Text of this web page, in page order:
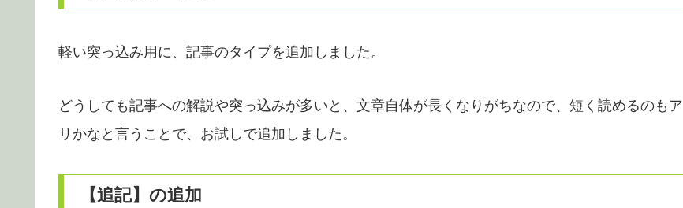
軽い突っ込み用に、記事のタイプを追加しました。
どうしても記事への解説や突っ込みが多いと、文章自体が長くなりがちなので、短く読めるのもア
リかなと言うことで、お試しで追加しました。
【追記】の追加